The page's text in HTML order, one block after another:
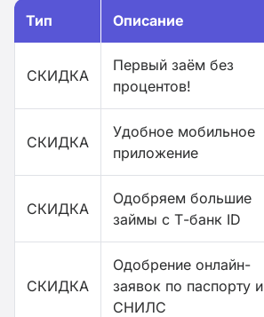
Тип Описание
СКИДКА
Первый заём без
процентов!
СКИДКА
Удобное мобильное
приложение
СКИДКА
Одобряем большие
займы с Т-банк ID
СКИДКА
Одобрение онлайн-
заявок по паспорту и
СНИЛС